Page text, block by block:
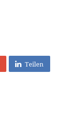
Teilen